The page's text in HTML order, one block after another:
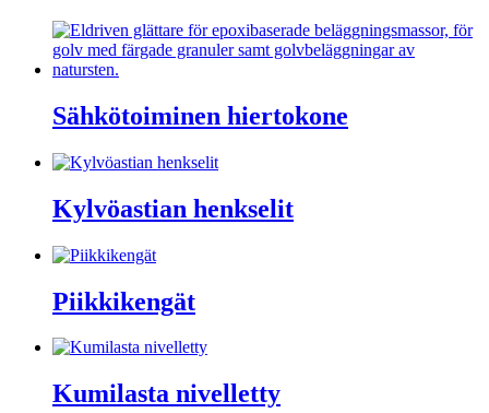
Sähkötoiminen hiertokone
Kylvöastian henkselit
Piikkikengät
Kumilasta nivelletty